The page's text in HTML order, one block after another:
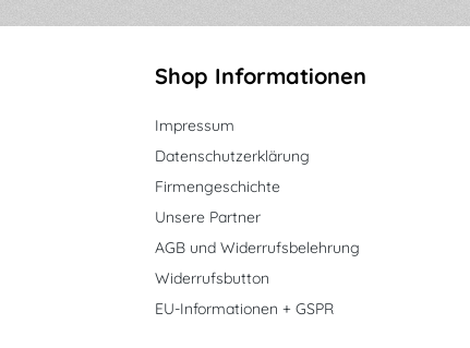
Shop Informationen
Impressum
Datenschutzerklärung
Firmengeschichte
Unsere Partner
AGB und Widerrufsbelehrung
Widerrufsbutton
EU-Informationen + GSPR